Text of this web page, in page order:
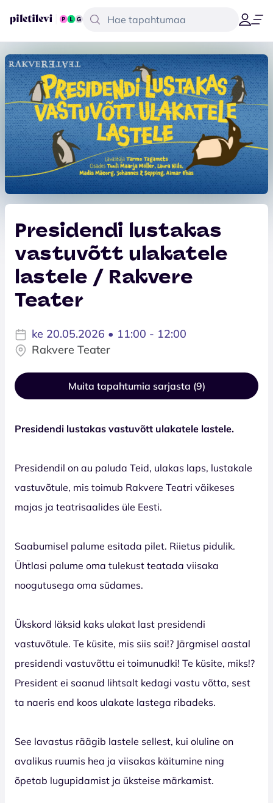
Presidendi lustakas
vastuvõtt ulakatele
lastele / Rakvere
Teater
ke 20.05.2026 • 11:00 - 12:00
Rakvere Teater
Muita tapahtumia sarjasta (9)
Presidendi lustakas vastuvõtt ulakatele lastele.
Presidendil on au paluda Teid, ulakas laps, lustakale
vastuvõtule, mis toimub Rakvere Teatri väikeses
majas ja teatrisaalides üle Eesti.
Saabumisel palume esitada pilet. Riietus pidulik.
Ühtlasi palume oma tulekust teatada viisaka
noogutusega oma südames.
Ükskord läksid kaks ulakat last presidendi
vastuvõtule. Te küsite, mis siis sai!? Järgmisel aastal
presidendi vastuvõttu ei toimunudki! Te küsite, miks!?
President ei saanud lihtsalt kedagi vastu võtta, sest
ta naeris end koos ulakate lastega ribadeks.
See lavastus räägib lastele sellest, kui oluline on
avalikus ruumis hea ja viisakas käitumine ning
õpetab lugupidamist ja üksteise märkamist.